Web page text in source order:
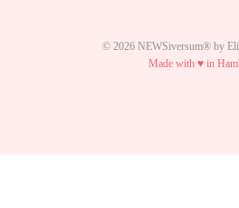
© 2026 NEWSiversum® by
Made with ♥ in